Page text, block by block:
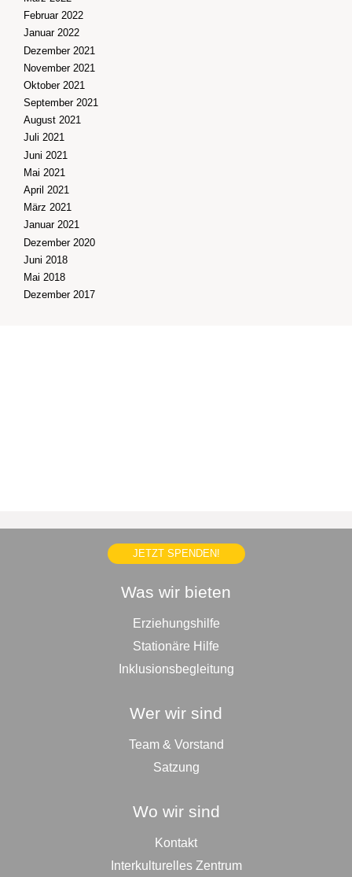
Februar 2022
Januar 2022
Dezember 2021
November 2021
Oktober 2021
September 2021
August 2021
Juli 2021
Juni 2021
Mai 2021
April 2021
März 2021
Januar 2021
Dezember 2020
Juni 2018
Mai 2018
Dezember 2017
JETZT SPENDEN!
Was wir bieten
Erziehungshilfe
Stationäre Hilfe
Inklusionsbegleitung
Wer wir sind
Team & Vorstand
Satzung
Wo wir sind
Kontakt
Interkulturelles Zentrum